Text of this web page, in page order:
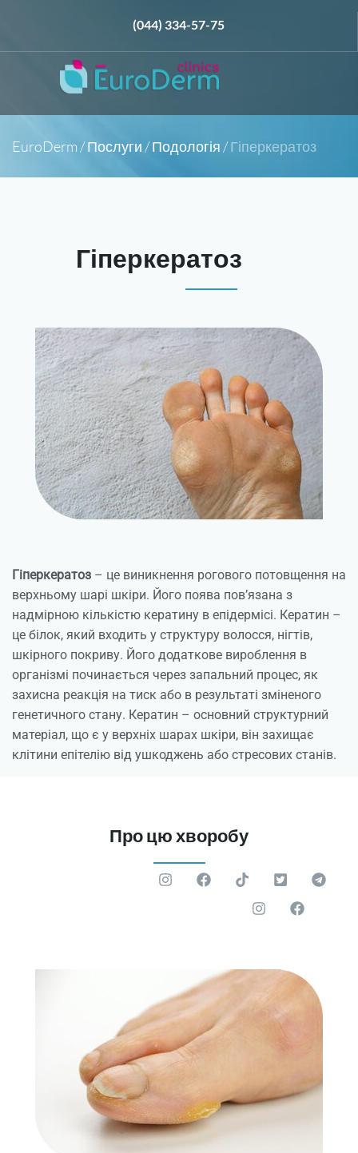
(044) 334-57-75
EuroDerm /Послуги /Подологія /Гіперкератоз
Гіперкератоз
Гіперкератоз – це виникнення рогового потовщення на
верхньому шарі шкіри. Його поява пов’язана з
надмірною кількістю кератину в епідермісі. Кератин –
це білок, який входить у структуру волосся, нігтів,
шкірного покриву. Його додаткове вироблення в
організмі починається через запальний процес, як
захисна реакція на тиск або в результаті зміненого
генетичного стану. Кератин – основний структурний
матеріал, що є у верхніх шарах шкіри, він захищає
клітини епітелію від ушкоджень або стресових станів.
Про цю хворобу